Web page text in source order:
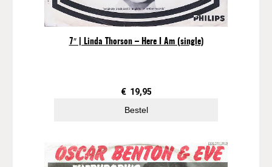
7″ | Linda Thorson – Here I Am (single)
€ 19,95
Bestel